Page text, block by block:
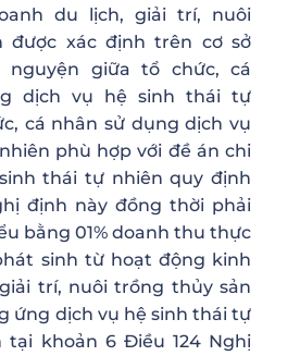
du lịch, giải trí, nuôi
được xác định trên cơ sở
giữa tổ chức, cá
dịch vụ hệ sinh thái tự
cá nhân sử dụng dịch vụ
phù hợp với đề án chi
thái tự nhiên quy định
định này đồng thời phải
bằng 01% doanh thu thực
sinh từ hoạt động kinh
trí, nuôi trồng thủy sản
ứng dịch vụ hệ sinh thái tự
tại khoản 6 Điều 124 Nghị